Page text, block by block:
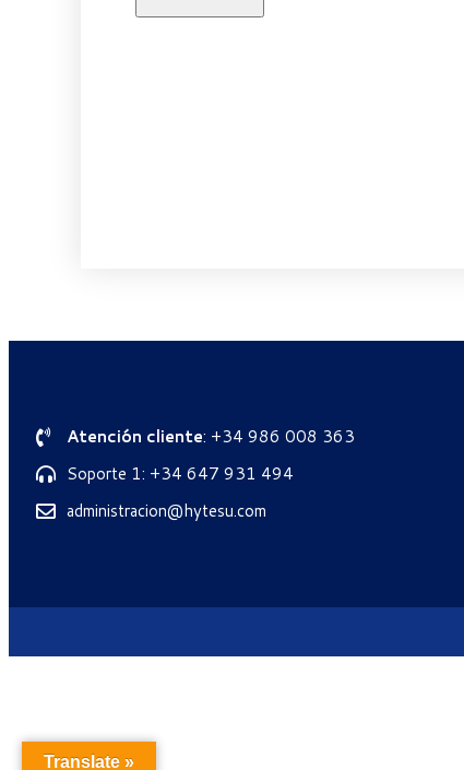
Atención cliente: +34 986 008 363
Soporte 1: +34 647 931 494
administracion@hytesu.com
Translate »